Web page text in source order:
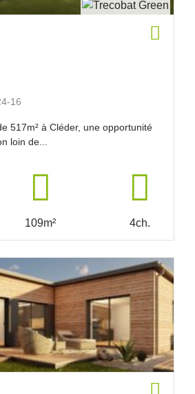
16
517m² à Cléder, une opportunité
loin de...
109m² 4ch.